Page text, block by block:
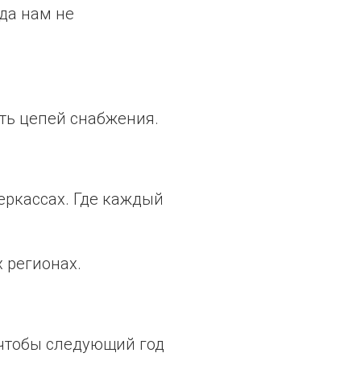
нам не
цепей снабжения.
Где каждый
следующий год